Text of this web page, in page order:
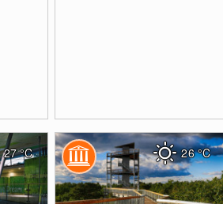
27°C 26°C